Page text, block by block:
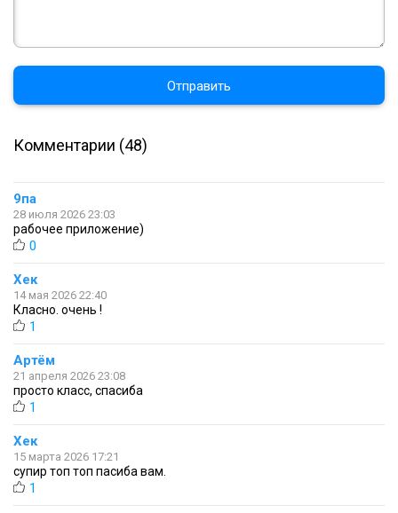
Отправить
Комментарии (48)
9па
28 июля 2026 23:03
рабочее приложение)
0
Хек
14 мая 2026 22:40
Класно. очень !
1
Артём
21 апреля 2026 23:08
просто класс, спасиба
1
Хек
15 марта 2026 17:21
супир топ топ пасиба вам.
1